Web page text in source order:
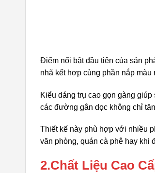
Điểm nổi bật đầu tiên của sản
nhã kết hợp cùng phần nắp
Kiểu dáng trụ cao gọn gàng
các đường gân dọc không chỉ
Thiết kế này phù hợp với nhiều
văn phòng, quán cà phê hay khi
2.Chất Liệu Cao